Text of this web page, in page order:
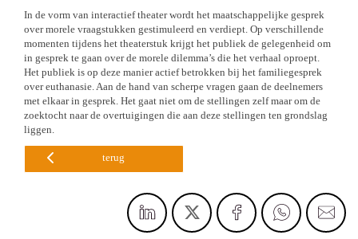
In de vorm van interactief theater wordt het maatschappelijke gesprek
over morele vraagstukken gestimuleerd en verdiept. Op verschillende
momenten tijdens het theaterstuk krijgt het publiek de gelegenheid om
in gesprek te gaan over de morele dilemma’s die het verhaal oproept.
Het publiek is op deze manier actief betrokken bij het familiegesprek
over euthanasie. Aan de hand van scherpe vragen gaan de deelnemers
met elkaar in gesprek. Het gaat niet om de stellingen zelf maar om de
zoektocht naar de overtuigingen die aan deze stellingen ten grondslag
liggen.
terug